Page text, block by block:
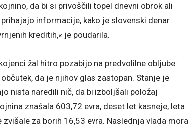
da bi si privoščili topel dnevni obrok ali
informacije, kako je slovenski denar
kreditih,« je poudarila.
žal hitro pozabijo na predvolilne obljube:
da je njihov glas zastopan. Stanje je
nista naredili nič, da bi izboljšali položaj
znašala 603,72 evra, deset let kasneje, leta
za borih 16,53 evra. Naslednja vlada mora